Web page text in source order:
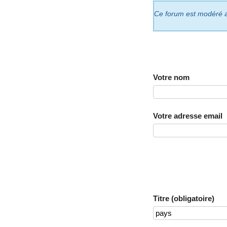
Ce forum est modéré
Votre nom
Votre adresse email
Titre (obligatoire)